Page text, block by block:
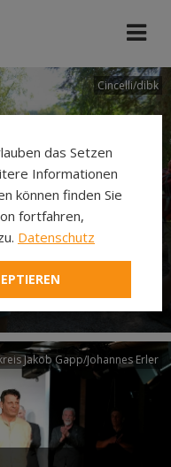
Cincelli/dibk
Via
Jakob Gapp/Johannes Erler
das Setzen
Informationen
können finden Sie
fortfahren,
Datenschutz